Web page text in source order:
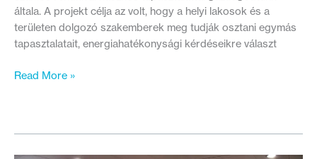
általa. A projekt célja az volt, hogy a helyi lakosok és a
területen dolgozó szakemberek meg tudják osztani egymás
tapasztalatait, energiahatékonysági kérdéseikre választ
Zöldülő
sikeres
Read More »